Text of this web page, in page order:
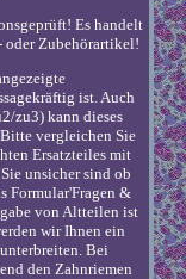
Es handelt
oder Zubehörartikel!
ist. Auch
zu3) kann dieses
vergleichen Sie
Ersatzteiles mit
unsicher sind ob
Formular'Fragen &
von Altteilen ist
wir Ihnen ein
Bei
den Zahnriemen